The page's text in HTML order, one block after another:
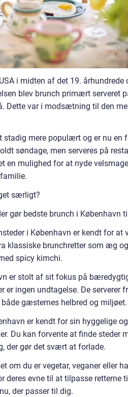
i midten af det 19. århundrede
blev brunch primært serveret
Dette var i modsætning til den
stadig mere populært og er nu
søndage, men serveres på
en mulighed for at nyde
særligt?
gør bedste brunch i København
i København er kendt for at
klassiske brunchretter som æg
spicy kimchi.
er stolt af sit fokus på
er ingen undtagelse. De serverer
gæsternes helbred og miljøet.
er kendt for sin hyggelige
Du kan forvente at finde steder
der gør det svært at forlade.
om du er vegetar, veganer eller
deres evne til at tilpasse
der passer til dig.